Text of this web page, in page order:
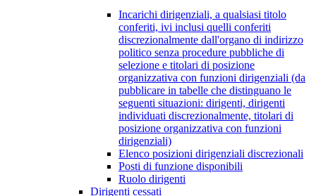
Incarichi dirigenziali, a qualsiasi titolo
conferiti, ivi inclusi quelli conferiti
discrezionalmente dall'organo di indirizzo
politico senza procedure pubbliche di
selezione e titolari di posizione
organizzativa con funzioni dirigenziali (da
pubblicare in tabelle che distinguano le
seguenti situazioni: dirigenti, dirigenti
individuati discrezionalmente, titolari di
posizione organizzativa con funzioni
dirigenziali)
Elenco posizioni dirigenziali discrezionali
Posti di funzione disponibili
Ruolo dirigenti
Dirigenti cessati